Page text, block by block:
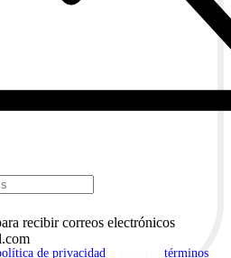
recibir correos electrónicos
de privacidad términos